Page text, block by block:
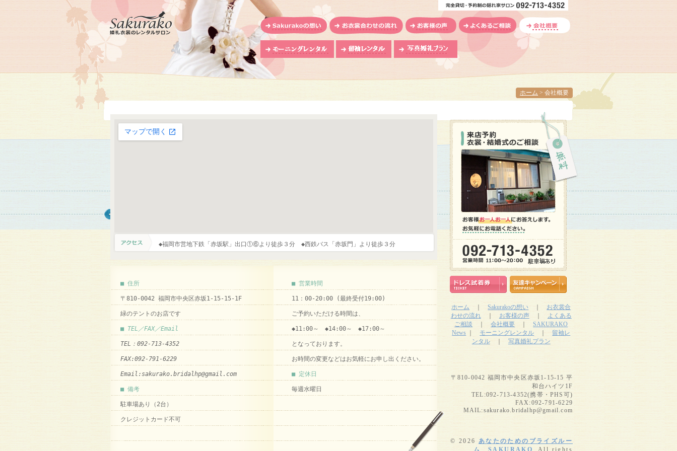
ホーム > 会社概要
◆福岡市営地下鉄「赤坂駅」出口①⑥より徒歩３分 ◆西鉄バス「赤坂門」より徒歩３分
■ 住所
〒810-0042 福岡市中央区赤坂1-15-15-1F
緑のテントのお店です
■ TEL／FAX／Email
TEL：092-713-4352
FAX:092-791-6229
Email:sakurako.bridalhp@gmail.com
■ 備考
駐車場あり（2台）
クレジットカード不可
■ 営業時間
11：00-20:00 (最終受付19:00)
ご予約いただける時間は、
◆11:00～ ◆14:00～ ◆17:00～
となっております。
お時間の変更などはお気軽にお申し出ください。
■ 定休日
毎週水曜日
ホーム ｜Sakurakoの想い
お衣裳合
わせの流れ｜ お客様の声｜ よくある
ご相談 ｜会社概要 ｜SAKURAKO
News
モーニングレンタル
留袖レ
ンタル｜ 写真婚礼プラン
〒810-0042 福岡市中央区赤坂1-15-15 平
和台ハイツ1F
TEL:092-713-4352(携帯・PHS可)
FAX:092-791-6229
MAIL:sakurako.bridalhp@gmail.com
© 2026 あなたのためのブライズルー
ム SAKURAKO
. All rights